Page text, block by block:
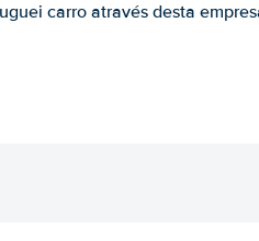
carro através desta